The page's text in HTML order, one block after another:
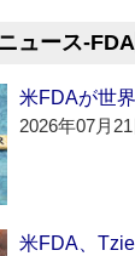
ュース
米FDAが世
2026年07月
米FDA、